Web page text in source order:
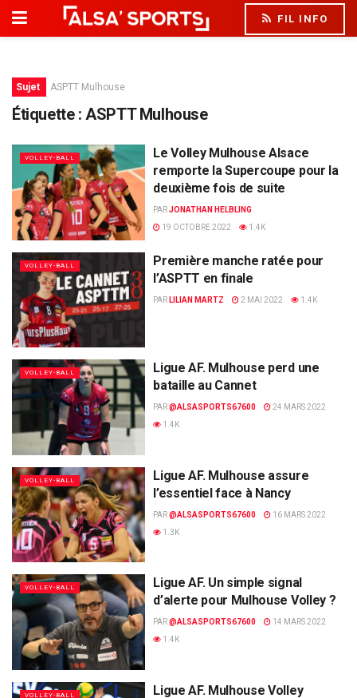
FIL INFO
Sujet ASPTT Mulhouse
Étiquette :ASPTT Mulhouse
VOLLEY-BALL
Le Volley Mulhouse Alsace
remporte la Supercoupe pour la
deuxième fois de suite
PARJONATHAN HELBLING
19 OCTOBRE 2022
1.4K
VOLLEY-BALL
Première manche ratée pour
l’ASPTT en finale
PAR LILIAN MARTZ 2 MAI 2022 1.4K
VOLLEY-BALL
Ligue AF. Mulhouse perd une
bataille au Cannet
PAR@ALSASPORTS67600
24 MARS 2022
1.4K
VOLLEY-BALL
Ligue AF. Mulhouse assure
l’essentiel face à Nancy
PAR@ALSASPORTS67600
16 MARS 2022
1.3K
VOLLEY-BALL
Ligue AF. Un simple signal
d’alerte pour Mulhouse Volley ?
PAR@ALSASPORTS67600
14 MARS 2022
1.4K
VOLLEY-BALL
Ligue AF. Mulhouse Volley